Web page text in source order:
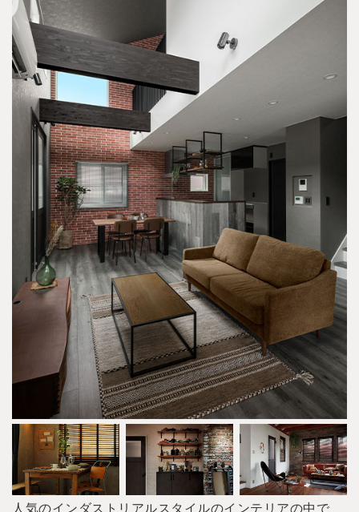
人気のインダストリアルスタイルのインテリアの中で